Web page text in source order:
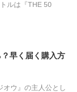
ルは『THE 50
早く届く購入方
オウ』の主人公とし